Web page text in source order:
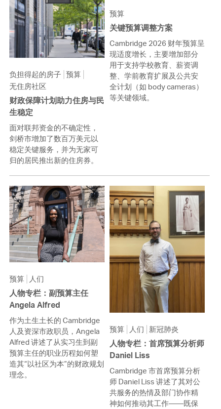
负担得起的房子 预算
无住房社区
财政保障计划助力住房与民
生稳定
面对联邦资金的不确定性，
剑桥市增加了数百万美元以
稳定关键服务，并为无家可
归的居民推出新的住房券。
预算
关键预算调整方案
Cambridge 2026 财年预算呈
现适度增长，主要增加部分
用于支持学校教育、薪资调
整、学前教育扩展及公共安
全计划（如 body cameras）
等关键领域。
预算 人们
人物专栏：副预算主任
Angela Alfred
作为土生土长的 Cambridge
人及资深市政职员，Angela
Alfred 讲述了从实习生到副
预算主任的职业历程如何塑
造其“以社区为本”的财政规划
理念。
预算 人们 新冠肺炎
人物专栏：首席预算分析师
Daniel Liss
Cambridge 市首席预算分析
师 Daniel Liss 讲述了其对公
共服务的热情及部门协作精
神如何推动其工作——既保